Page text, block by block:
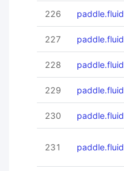
226
227
228
229
230
231